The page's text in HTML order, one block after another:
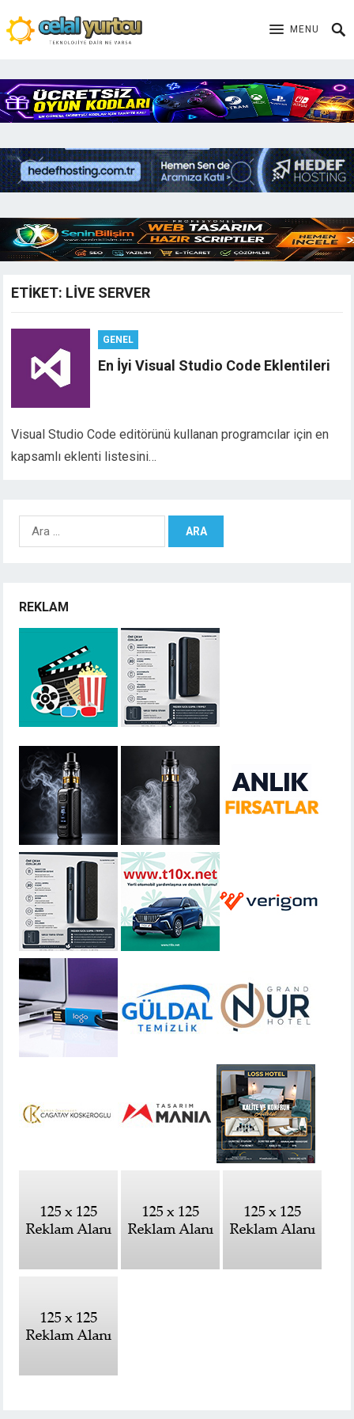
MENU
ETIKET: LIVE SERVER
GENEL
En İyi Visual Studio Code Eklentileri
Visual Studio Code editörünü kullanan programcılar için en
kapsamlı eklenti listesini…
Arama:
REKLAM